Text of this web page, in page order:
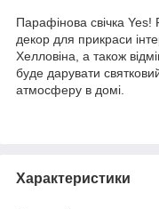
Парафінова свічка Yes!
декор для прикраси
Хелловіна, а також
буде дарувати
атмосферу в домі.
Характеристики